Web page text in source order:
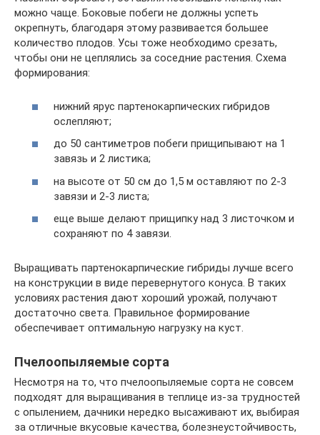
можно чаще. Боковые побеги не должны успеть
окрепнуть, благодаря этому развивается большее
количество плодов. Усы тоже необходимо срезать,
чтобы они не цеплялись за соседние растения. Схема
формирования:
нижний ярус партенокарпических гибридов
ослепляют;
до 50 сантиметров побеги прищипывают на 1
завязь и 2 листика;
на высоте от 50 см до 1,5 м оставляют по 2-3
завязи и 2-3 листа;
еще выше делают прищипку над 3 листочком и
сохраняют по 4 завязи.
Выращивать партенокарпические гибриды лучше всего
на конструкции в виде перевернутого конуса. В таких
условиях растения дают хороший урожай, получают
достаточно света. Правильное формирование
обеспечивает оптимальную нагрузку на куст.
Пчелоопыляемые сорта
Несмотря на то, что пчелоопыляемые сорта не совсем
подходят для выращивания в теплице из-за трудностей
с опылением, дачники нередко высаживают их, выбирая
за отличные вкусовые качества, болезнеустойчивость,